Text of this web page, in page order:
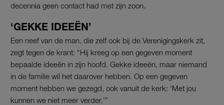
decennia geen contact had met zijn zoon.
‘GEKKE IDEEËN’
Een neef van de man, die zelf ook bij de Verenigingskerk zit,
zegt tegen de krant: “Hij kreeg op een gegeven moment
bepaalde ideeën in zijn hoofd. Gekke ideeën, maar niemand
in de familie wil het daarover hebben. Op een gegeven
moment hebben we gezegd, ook vanuit de kerk: ‘Met jou
kunnen we niet meer verder.’”